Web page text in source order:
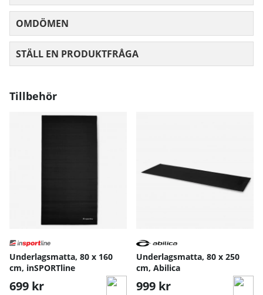
OMDÖMEN
STÄLL EN PRODUKTFRÅGA
Tillbehör
Underlagsmatta, 80 x 160
cm, inSPORTline
699 kr
Underlagsmatta, 80 x 250
cm, Abilica
999 kr